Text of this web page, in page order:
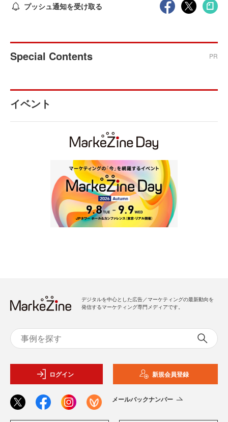
プッシュ通知を受け取る
Special Contents PR
イベント
デジタルを中心とした広告／マーケティングの最新動向を
発信するマーケティング専門メディアです。
ログイン 新規会員登録
メールバックナンバー